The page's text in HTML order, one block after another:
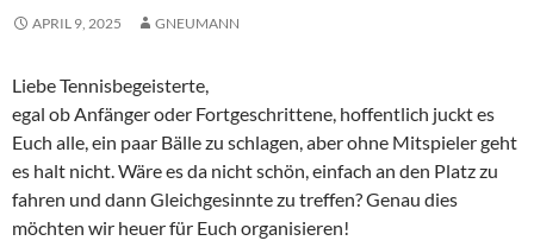
APRIL 9, 2025 GNEUMANN
Liebe Tennisbegeisterte,
egal ob Anfänger oder Fortgeschrittene, hoffentlich juckt es
Euch alle, ein paar Bälle zu schlagen, aber ohne Mitspieler geht
es halt nicht. Wäre es da nicht schön, einfach an den Platz zu
fahren und dann Gleichgesinnte zu treffen? Genau dies
möchten wir heuer für Euch organisieren!